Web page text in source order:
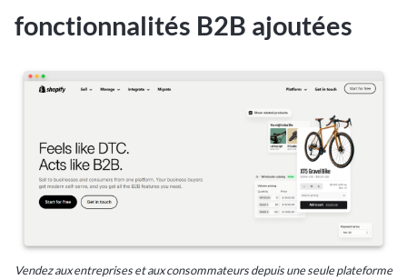
fonctionnalités B2B ajoutées
Vendez aux entreprises et aux consommateurs depuis une seule plateforme